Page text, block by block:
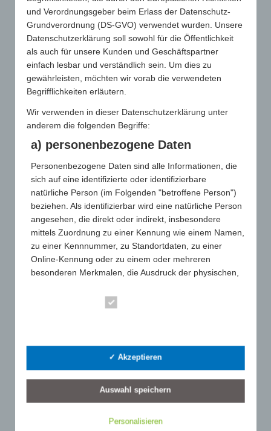
branchenrelevanten Themen mit Rat und
Tat zur Seite.
SUPPORT
Der GWW unterstützt die Mitglieder
Wettbewerb.
Profil
Aufgaben & Ziele
Leistungen
und Verordnungsgeber beim Erlass der Datenschutz-
Grundverordnung (DS-GVO) verwendet wurden. Unsere
Datenschutzerklärung soll sowohl für die Öffentlichkeit
als auch für unsere Kunden und Geschäftspartner
einfach lesbar und verständlich sein. Um dies zu
gewährleisten, möchten wir vorab die verwendeten
Begrifflichkeiten erläutern.
Wir verwenden in dieser Datenschutzerklärung unter
anderem die folgenden Begriffe:
a) personenbezogene Daten
Personenbezogene Daten sind alle Informationen, die
sich auf eine identifizierte oder identifizierbare
natürliche Person (im Folgenden "betroffene Person")
beziehen. Als identifizierbar wird eine natürliche Person
angesehen, die direkt oder indirekt, insbesondere
mittels Zuordnung zu einer Kennung wie einem Namen,
zu einer Kennnummer, zu Standortdaten, zu einer
Online-Kennung oder zu einem oder mehreren
besonderen Merkmalen, die Ausdruck der physischen,
wirtschaftlichen, kulturellen oder sozialen Identität
b) betroffene Person
identifizierbare natürliche Person, deren
personenbezogene Daten von dem für die Verarbeitung
Verantwortlichen verarbeitet werden.
c) Verarbeitung
✓ Akzeptieren
Auswahl speichern
Personalisieren